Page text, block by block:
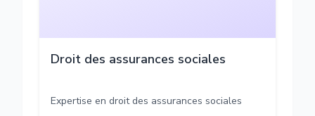
Droit des assurances sociales
Expertise en droit des assurances sociales